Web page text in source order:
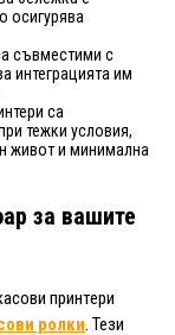
осигурява
съвместими с
интеграцията им
са
тежки условия,
живот и минимална
за вашите
принтери
ролки. Тези